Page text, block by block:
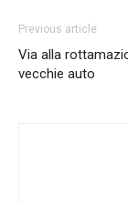
Previous article
Via alla
vecchie auto